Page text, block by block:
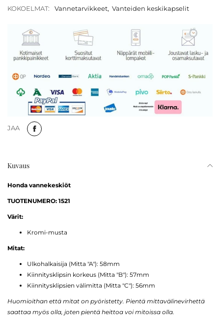
KOKOELMAT: Vannetarvikkeet, Vanteiden keskikapselit
JAA
Kuvaus
Honda vannekeskiöt
TUOTENUMERO: 1521
Värit:
Kromi-musta
Mitat:
Ulkohalkaisija (Mitta "A"): 58mm
Kiinnitysklipsin korkeus (Mitta "B"): 57mm
Kiinnitysklipsien välimitta (Mitta "C"): 56mm
Huomioithan että mitat on pyöristetty. Pientä mittavälinevirhettä
saattaa myös olla, joten pientä heittoa voi mitoissa olla.